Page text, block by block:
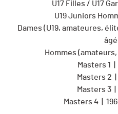
U17 Filles / U17
U19 Juniors
Dames (U19, amateures,
Hommes
Masters 1 |
Masters 2 |
Masters 3 |
Masters 4 |